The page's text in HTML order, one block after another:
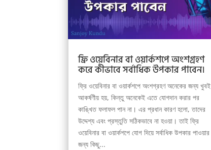
ফ্রি ওয়েবিনার বা ওয়ার্কশপে অংশগ্রহণ
করে কীভাবে সর্বাধিক উপকার পাবেন।
ফ্রি ওয়েবিনার বা ওয়ার্কশপে অংশগ্রহণ অনেকের জন্য খুবই
আকর্ষণীয় হয়, কিন্তু অনেকেই এতে যোগদান করার পর
কাঙ্খিত ফলাফল পান না। এর প্রধান কারণ হলো, তাদের
উদ্দেশ্য এবং প্রস্তুতি সঠিকভাবে না হওয়া। তাই ফ্রি
ওয়েবিনার বা ওয়ার্কশপে যোগ দিয়ে সর্বাধিক উপকার পাওয়ার
জন্য কিছু...